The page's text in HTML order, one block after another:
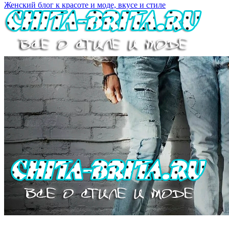
Женский блог к красоте и моде, вкусе и стиле